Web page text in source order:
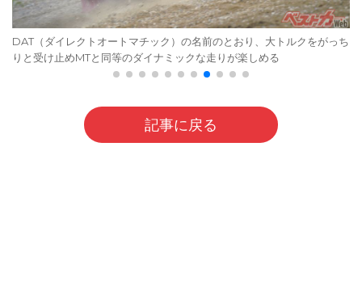
DAT（ダイレクトオートマチック）の名前のとおり、大トルクをがっち
りと受け止めMTと同等のダイナミックな走りが楽しめる
記事に戻る